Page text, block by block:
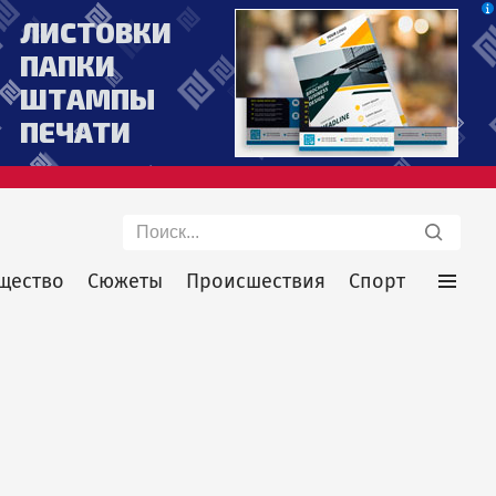
Поиск
Сюжеты Происшествия Спорт